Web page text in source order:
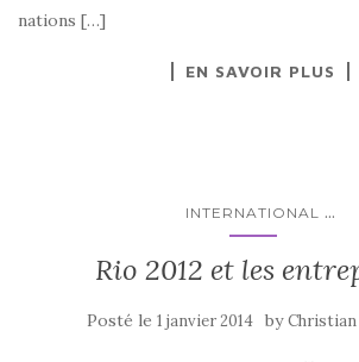
nations […]
EN SAVOIR PLUS
INTERNATIONAL ...
Rio 2012 et les
Posté le 1 janvier 2014 byChristian